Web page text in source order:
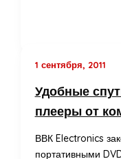
1 сентября, 2011
Удобные
плееры от
ВВК Electronics
портативными